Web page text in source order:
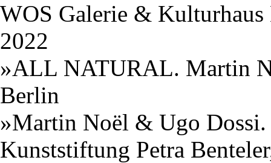
WOS Galerie &
2022
»ALL NATURAL. Martin
Berlin
»Martin Noël & Ugo
Kunststiftung Petra